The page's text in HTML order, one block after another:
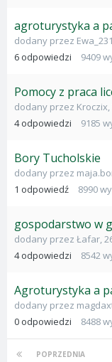
agroturystyka a
dodany przez
6 odpowiedzi 9409
Pomocy z praca
dodany przez Kroczix,
4 odpowiedzi 9185
Bory Tucholskie
dodany przez
1 odpowiedź 8990
gospodarstwo w
dodany przez Łafar,
4 odpowiedzi 8542
Agroturystyka a
dodany przez
0 odpowiedzi 8488
POPRZEDNIA